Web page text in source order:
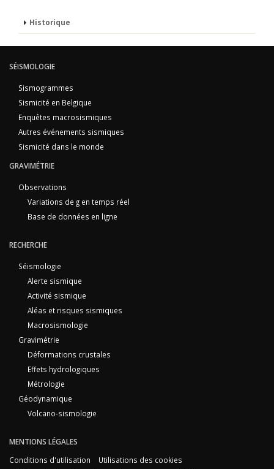
Historique
SÉISMOLOGIE
Sismogrammes
Sismicité en Belgique
Enquêtes macrosismiques
Autres événements sismiques
Sismicité dans le monde
GRAVIMÉTRIE
Observations
Variations de g en temps réel
Base de données en ligne
RECHERCHE
Séismologie
Alerte sismique
Activité sismique
Aléas et risques sismiques
Macrosismologie
Gravimétrie
Déformations crustales
Effets hydrologiques
Métrologie
Géodynamique
Volcano-sismologie
MENTIONS LÉGALES
Conditions d'utilisation
Utilisations des cookies